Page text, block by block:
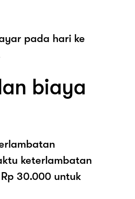
pada hari ke
biaya
keterlambatan
30.000 untuk